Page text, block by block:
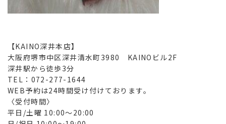
【KAINO深井本店】
大阪府堺市中区深井清水町3980 KAINOビル2F
深井駅から徒歩3分
TEL：072-277-1644
WEB予約は24時間受け付けております。
〈受付時間〉
平日/土曜 10:00〜20:00